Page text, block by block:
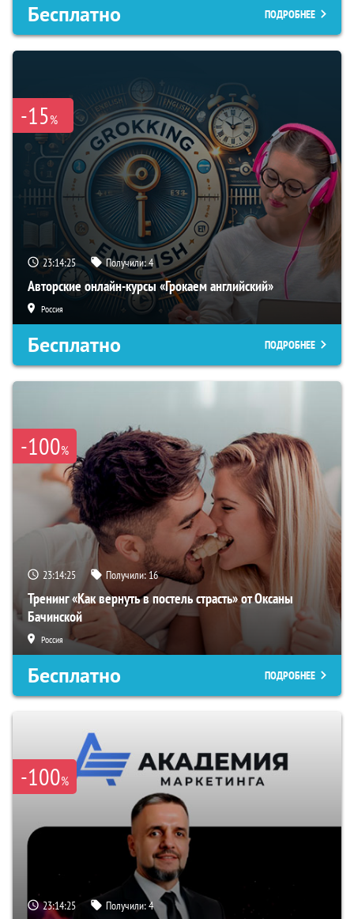
Бесплатно ПОДРОБНЕЕ
-15%
23:14:25 Получили:4
Авторские онлайн-курсы «Грокаем английский»
Россия
Бесплатно ПОДРОБНЕЕ
-100%
23:14:25 Получили:16
Тренинг «Как вернуть в постель страсть» от Оксаны
Бачинской
Россия
Бесплатно ПОДРОБНЕЕ
-100%
23:14:25 Получили:4